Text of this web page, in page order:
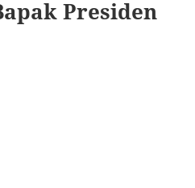
Presiden